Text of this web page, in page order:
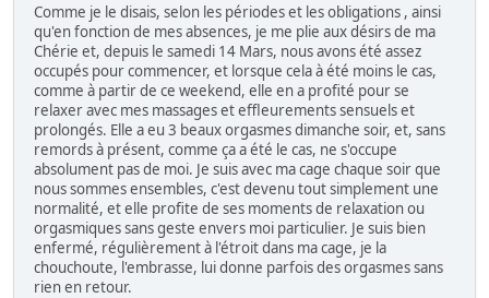
Comme je le disais, selon les périodes et les obligations , ainsi
qu'en fonction de mes absences, je me plie aux désirs de ma
Chérie et, depuis le samedi 14 Mars, nous avons été assez
occupés pour commencer, et lorsque cela à été moins le cas,
comme à partir de ce weekend, elle en a profité pour se
relaxer avec mes massages et effleurements sensuels et
prolongés. Elle a eu 3 beaux orgasmes dimanche soir, et, sans
remords à présent, comme ça a été le cas, ne s'occupe
absolument pas de moi. Je suis avec ma cage chaque soir que
nous sommes ensembles, c'est devenu tout simplement une
normalité, et elle profite de ses moments de relaxation ou
orgasmiques sans geste envers moi particulier. Je suis bien
enfermé, régulièrement à l'étroit dans ma cage, je la
chouchoute, l'embrasse, lui donne parfois des orgasmes sans
rien en retour.